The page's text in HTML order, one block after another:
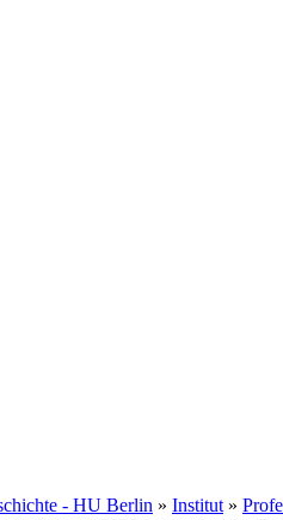
- HU Berlin » Institut »